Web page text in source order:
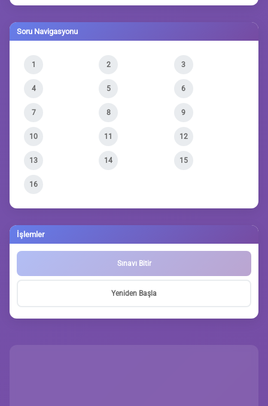
Soru Navigasyonu
1 2 3
4 5 6
7 8 9
10 11 12
13 14 15
16
İşlemler
Sınavı Bitir
Yeniden Başla